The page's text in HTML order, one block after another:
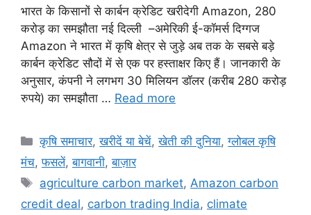
भारत के किसानों से कार्बन क्रेडिट खरीदेगी Amazon, 280
करोड़ का समझौता नई दिल्ली –अमेरिकी ई-कॉमर्स दिग्गज
Amazon ने भारत में कृषि क्षेत्र से जुड़े अब तक के सबसे बड़े
कार्बन क्रेडिट सौदों में से एक पर हस्ताक्षर किए हैं। जानकारी के
अनुसार, कंपनी ने लगभग 30 मिलियन डॉलर (करीब 280 करोड़
रुपये) का समझौता … Read more
कृषि समाचार,खरीदें या बेचें,खेती की दुनिया,ग्लोबल कृषि
मंच,फसलें,बागवानी,बाज़ार
agriculture carbon market,Amazon carbon
credit deal, carbon trading India, climate